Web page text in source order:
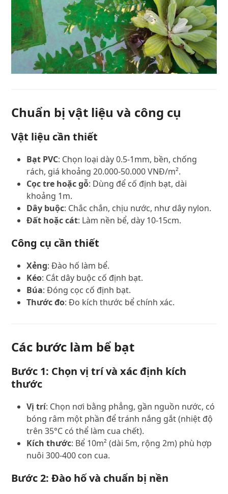
Chuẩn bị vật liệu và công cụ
Vật liệu cần thiết
Bạt PVC: Chọn loại dày 0.5-1mm, bền, chống
rách, giá khoảng 20.000-50.000 VNĐ/m².
Cọc tre hoặc gỗ: Dùng để cố định bạt, dài
khoảng 1m.
Dây buộc: Chắc chắn, chịu nước, như dây nylon.
Đất hoặc cát: Làm nền bể, dày 10-15cm.
Công cụ cần thiết
Xẻng: Đào hố làm bể.
Kéo: Cắt dây buộc cố định bạt.
Búa: Đóng cọc cố định bạt.
Thước đo: Đo kích thước bể chính xác.
Các bước làm bể bạt
Bước 1: Chọn vị trí và xác định kích
thước
Vị trí: Chọn nơi bằng phẳng, gần nguồn nước, có
bóng râm một phần để tránh nắng gắt (nhiệt độ
trên 35°C có thể làm cua chết).
Kích thước: Bể 10m² (dài 5m, rộng 2m) phù hợp
nuôi 300-400 con cua.
Bước 2: Đào hố và chuẩn bị nền